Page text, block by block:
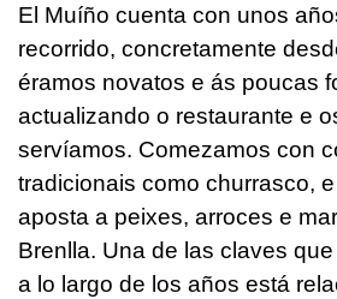
El Muíño cuenta con unos
recorrido, concretamente
éramos novatos e ás poucas
actualizando o restaurante e
servíamos. Comezamos con
tradicionais como churrasco,
aposta a peixes, arroces e
Brenlla. Una de las claves
a lo largo de los años está